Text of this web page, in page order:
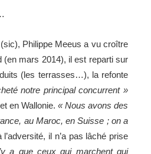
Philippe Meeus a vu croître
(en mars 2014), il est reparti sur
(les terrasses…), la refonte
notre principal concurrent »
en Wallonie. « Nous avons des
au Maroc, en Suisse ; on a
il n’a pas lâché prise
a que ceux qui marchent qui